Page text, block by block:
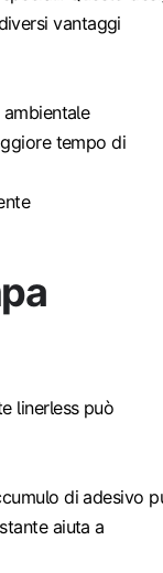
vantaggi
tempo di
linerless può
di adesivo
aiuta a